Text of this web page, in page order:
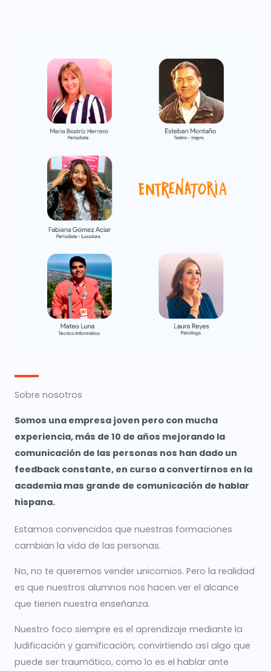
Sobre nosotros
Somos una empresa joven pero con mucha
experiencia, más de 10 de años mejorando la
comunicación de las personas nos han dado un
feedback constante, en curso a convertirnos en la
academia mas grande de comunicación de hablar
hispana.
Estamos convencidos que nuestras formaciones
cambian la vida de las personas.
No, no te queremos vender unicornios. Pero la realidad
es que nuestros alumnos nos hacen ver el alcance
que tienen nuestra enseñanza.
Nuestro foco siempre es el aprendizaje mediante la
ludificación y gamificación, convirtiendo así algo que
puede ser traumático, como lo es el hablar ante